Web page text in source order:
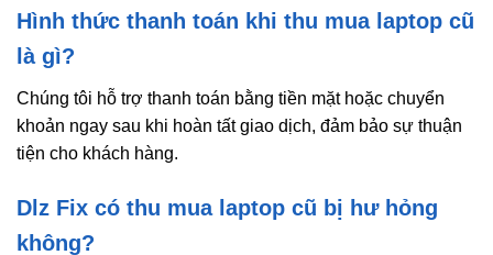
Hình thức thanh toán khi thu mua laptop cũ
là gì?
Chúng tôi hỗ trợ thanh toán bằng tiền mặt hoặc chuyển
khoản ngay sau khi hoàn tất giao dịch, đảm bảo sự thuận
tiện cho khách hàng.
Dlz Fix có thu mua laptop cũ bị hư hỏng
không?